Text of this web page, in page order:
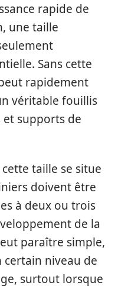
rapide de
une taille
Sans cette
rapidement
véritable fouillis
supports de
taille se situe
doivent être
à deux ou trois
de la
paraître simple,
certain niveau de
surtout lorsque